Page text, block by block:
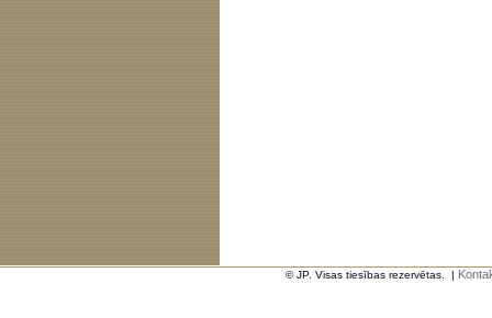
© JP. Visas tiesības rezervētas. |